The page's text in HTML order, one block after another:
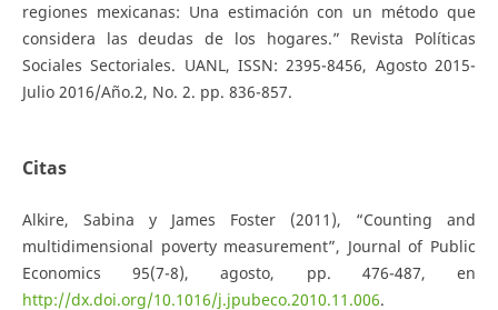
regiones mexicanas: Una estimación con un método que
considera las deudas de los hogares.” Revista Políticas
Sociales Sectoriales. UANL, ISSN: 2395-8456, Agosto 2015-
Julio 2016/Año.2, No. 2. pp. 836-857.
Citas
Alkire, Sabina y James Foster (2011), “Counting and
multidimensional poverty measurement”, Journal of Public
Economics 95(7-8), agosto, pp. 476-487, en
http://dx.doi.org/10.1016/j.jpubeco.2010.11.006.